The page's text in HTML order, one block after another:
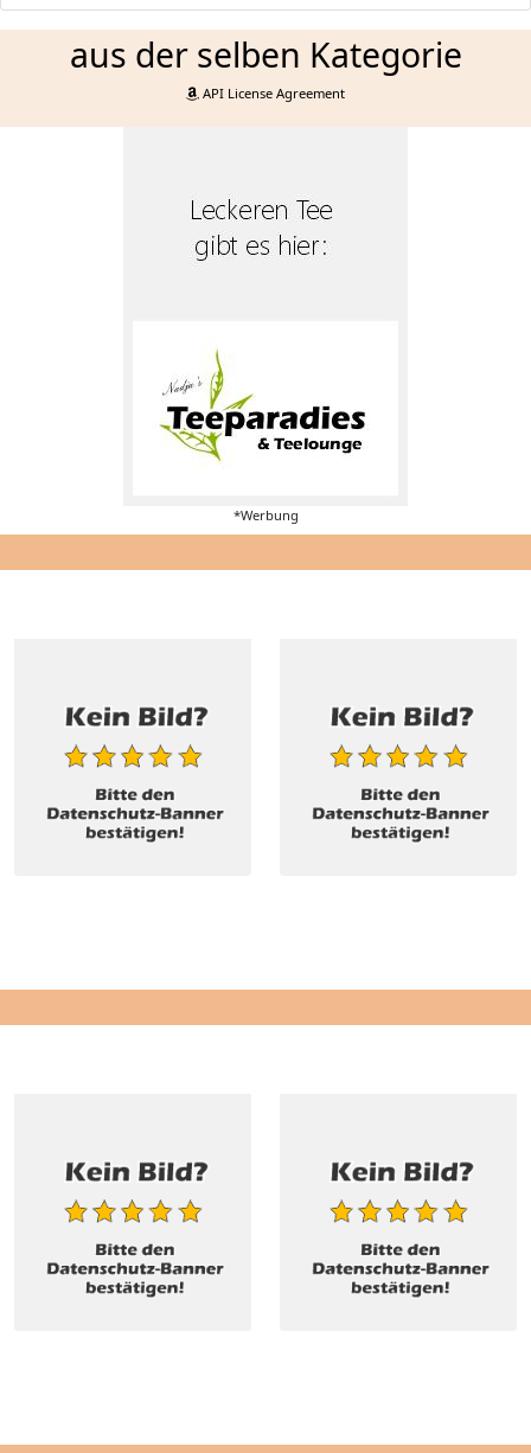
aus der selben Kategorie
API License Agreement
*Werbung